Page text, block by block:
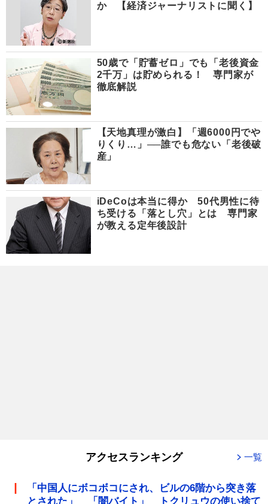
か 【経済ジャーナリストに聞く】
50歳で「貯蓄ゼロ」でも「老後資金
2千万」は貯められる！ 専門家が
徹底解説
【天地真理が激白】「週6000円でや
りくり…」──誰でも危ない「老後破
産」
iDeCoは本当に得か 50代男性に待
ち受ける「落とし穴」とは 専門家
が教える定年後設計
アクセスランキング 一覧
「中国人にボコボコにされ、ビルの6階から突き落
とされた」 「闇バイト」 トクリュウの使い捨て